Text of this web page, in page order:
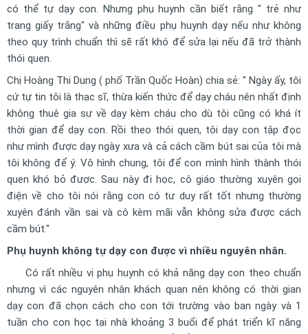
có thể tự dạy con. Nhưng phụ huynh cần biết rằng " trẻ như
trang giấy trắng" và những điều phụ huynh dạy nếu như không
theo quy trình chuẩn thì sẽ rất khó để sửa lại nếu đã trở thành
thói quen.
Chị Hoàng Thi Dung ( phố Trần Quốc Hoàn) chia sẻ: " Ngày ấy, tôi
cứ tự tin tôi là thạc sĩ, thừa kiến thức để dạy cháu nên nhất định
không thuê gia sư về dạy kèm cháu cho dù tôi cũng có khá ít
thời gian để dạy con. Rồi theo thói quen, tôi dạy con tập đọc
như mình được dạy ngày xưa và cả cách cầm bút sai của tôi mà
tôi không để ý. Vô hình chung, tôi để con mình hình thành thói
quen khó bỏ được. Sau này đi học, cô giáo thường xuyên gọi
điện về cho tôi nói rằng con có tư duy rất tốt nhưng thường
xuyên đánh vần sai và cô kèm mãi vẫn không sửa được cách
cầm bút."
Phụ huynh không tự dạy con được vì nhiều nguyên nhân.
Có rất nhiều vị phụ huynh có khả năng dạy con theo chuẩn
nhưng vì các nguyên nhân khách quan nên không có thời gian
dạy con đã chọn cách cho con tới trường vào ban ngày và 1
tuần cho con học tại nhà khoảng 3 buổi để phát triển kĩ năng